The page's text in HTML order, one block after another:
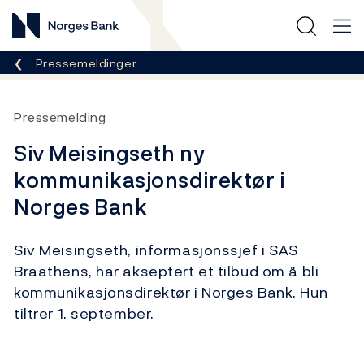
Norges Bank
Her er du nå:
Pressemeldinger
Pressemelding
Siv Meisingseth ny
kommunikasjonsdirektør i
Norges Bank
Siv Meisingseth, informasjonssjef i SAS
Braathens, har akseptert et tilbud om å bli
kommunikasjonsdirektør i Norges Bank. Hun
tiltrer 1. september.